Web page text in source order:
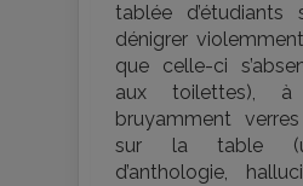
tablée
dénigrer
que celle-ci
aux toilettes),
bruyamment
sur la table
d’anthologie,